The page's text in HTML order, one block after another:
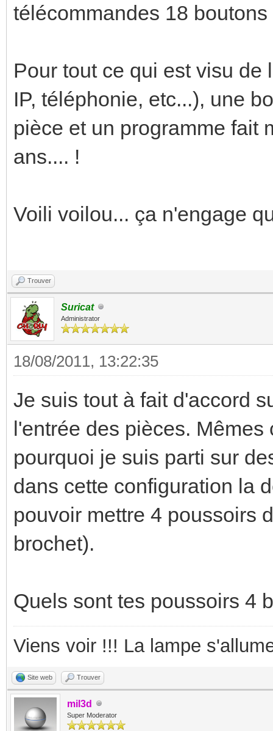
télécommandes 18 boutons
Pour tout ce qui est visu de
IP, téléphonie, etc...), une
pièce et un programme fait
ans.... !
Voili voilou... ça n'engage
Trouver
Suricat
Administrator
18/08/2011, 13:22:35
Je suis tout à fait d'accord
l'entrée des pièces.
pourquoi je suis parti sur
dans cette configuration la
pouvoir mettre 4 poussoirs
brochet).
Quels sont tes poussoirs 4
Viens voir !!! La lampe
Site web Trouver
mil3d
Super Moderator